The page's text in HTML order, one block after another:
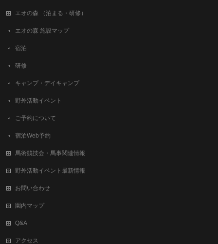
エオの森 （泊まる・研修）
エオの森 施設マップ
宿泊
研修
キャンプ・デイキャンプ
野外活動イベント
ご予約について
宿泊Web予約
馬術競技会・馬事関連情報
野外活動イベント最新情報
お問い合わせ
園内マップ
Q&A
アクセス